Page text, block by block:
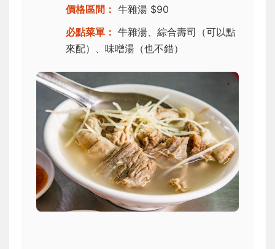
價格區間： 牛雜湯 $90
必點菜單： 牛雜湯、綜合壽司（可以點
來配）、味噌湯（也不錯）